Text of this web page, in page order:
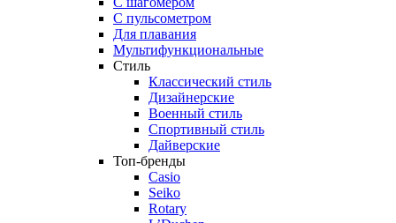
С пульсометром
Для плавания
Мультифункциональные
Стиль
Классический стиль
Дизайнерские
Военный стиль
Спортивный стиль
Дайверские
Топ-бренды
Casio
Seiko
Rotary